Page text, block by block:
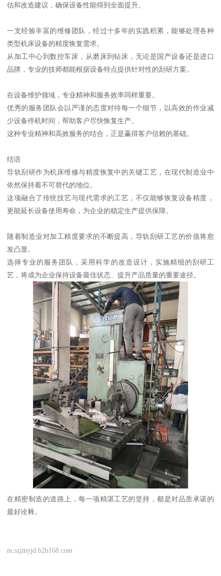
估和改造建议，确保设备性能得到全面提升。
一支经验丰富的维修团队，经过十多年的实践积累，能够处理各种
类型机床设备的精度恢复需求。
从加工中心到数控车床，从磨床到钻床，无论是国产设备还是进口
品牌，专业的技师都能根据设备特点提供针对性的刮研方案。
在设备维护领域，专业精神和服务效率同样重要。
优秀的服务团队会以严谨的态度对待每一个细节，以高效的作业减
少设备停机时间，帮助客户尽快恢复生产。
这种专业精神和高效服务的结合，正是赢得客户信赖的基础。
结语
导轨刮研作为机床维修与精度恢复中的关键工艺，在现代制造业中
依然保持着不可替代的地位。
这项融合了传统技艺与现代需求的工艺，不仅能够恢复设备精度，
更能延长设备使用寿命，为企业的稳定生产提供保障。
随着制造业对加工精度要求的不断提高，导轨刮研工艺的价值将愈
发凸显。
选择专业的服务团队，采用科学的改造设计，实施精细的刮研工
艺，将成为企业保持设备最佳状态、提升产品质量的重要途径。
在精密制造的道路上，每一项精湛工艺的坚持，都是对品质承诺的
最好诠释。
m.szjmyjd.b2b168.com